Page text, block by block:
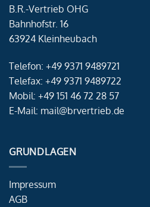
B.R.-Vertrieb OHG
Bahnhofstr. 16
63924 Kleinheubach
Telefon: +49 9371 9489721
Telefax: +49 9371 9489722
Mobil: +49 151 46 72 28 57
E-Mail: mail@brvertrieb.de
GRUNDLAGEN
Impressum
AGB